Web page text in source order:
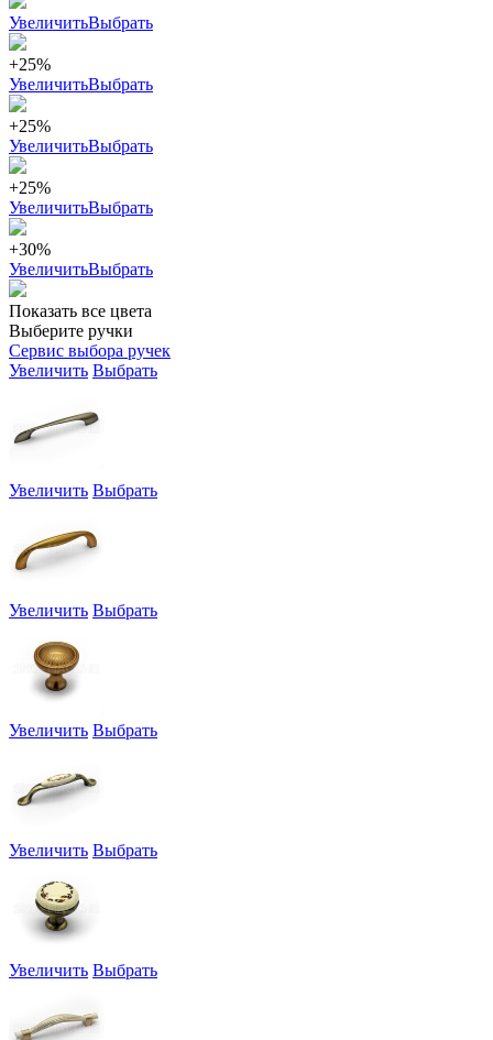
УвеличитьВыбрать
+25%
УвеличитьВыбрать
+25%
УвеличитьВыбрать
+25%
УвеличитьВыбрать
+30%
УвеличитьВыбрать
Показать все цвета
Выберите ручки
Сервис выбора ручек
Увеличить Выбрать
Увеличить Выбрать
Увеличить Выбрать
Увеличить Выбрать
Увеличить Выбрать
Увеличить Выбрать